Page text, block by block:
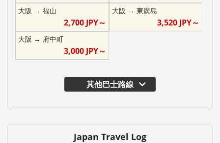
大阪 → 福山
2,700JPY～
大阪 → 東廣島
3,520 JPY～
大阪 → 府中町
3,000JPY～
其他巴士路線
Japan Travel Log